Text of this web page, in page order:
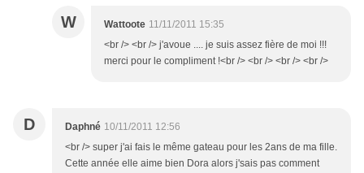
W Wattoote 11/11/2011 15:35
<br /> <br /> j'avoue .... je suis assez fière de moi !!!
merci pour le compliment !<br /> <br /> <br /> <br />
D Daphné 10/11/2011 12:56
<br /> super j'ai fais le même gateau pour les 2ans de ma fille.
Cette année elle aime bien Dora alors j'sais pas comment